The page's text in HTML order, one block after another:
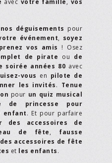
avec votre famille, vos
nos déguisements pour
événement, soyez
vos amis ! Osez
de pirate ou de
soirée années 80 avec
vous en pilote de
les invités. Tenue
pour un quiz musical
de princesse pour
enfant. Et pour parfaire
des accessoires de
de fête, fausse
des accessoires de fête
et les enfants.